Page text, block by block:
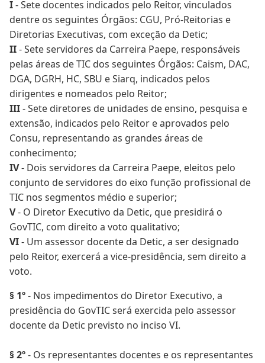
I- Sete docentes indicados pelo Reitor, vinculados
dentre os seguintes Órgãos: CGU, Pró-Reitorias e
Diretorias Executivas, com exceção da Detic;
II- Sete servidores da Carreira Paepe, responsáveis
pelas áreas de TIC dos seguintes Órgãos: Caism, DAC,
DGA, DGRH, HC, SBU e Siarq, indicados pelos
dirigentes e nomeados pelo Reitor;
III- Sete diretores de unidades de ensino, pesquisa e
extensão, indicados pelo Reitor e aprovados pelo
Consu, representando as grandes áreas de
conhecimento;
IV- Dois servidores da Carreira Paepe, eleitos pelo
conjunto de servidores do eixo função profissional de
TIC nos segmentos médio e superior;
V- O Diretor Executivo da Detic, que presidirá o
GovTIC, com direito a voto qualitativo;
VI- Um assessor docente da Detic, a ser designado
pelo Reitor, exercerá a vice-presidência, sem direito a
voto.
§ 1º- Nos impedimentos do Diretor Executivo, a
presidência do GovTIC será exercida pelo assessor
docente da Detic previsto no inciso VI.
§ 2º- Os representantes docentes e os representantes